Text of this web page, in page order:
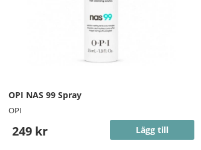
OPI NAS 99 Spray
OPI
249 kr Lägg till